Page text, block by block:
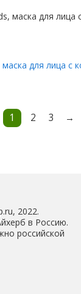
для лица с
1 2 3 →
2022.
в Россию.
российской